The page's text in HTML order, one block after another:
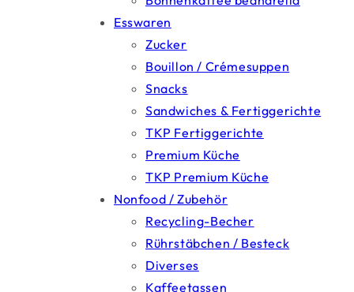
Esswaren
Zucker
Bouillon / Crémesuppen
Snacks
Sandwiches & Fertiggerichte
TKP Fertiggerichte
Premium Küche
TKP Premium Küche
Nonfood / Zubehör
Recycling-Becher
Rührstäbchen / Besteck
Diverses
Kaffeetassen